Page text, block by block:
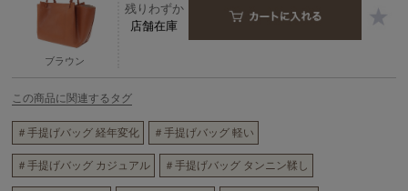
ブラウン
残りわずか
店舗在庫
この商品に関連するタグ
＃手提げバッグ 経年変化 ＃手提げバッグ 軽い
＃手提げバッグ カジュアル ＃手提げバッグ タンニン鞣し